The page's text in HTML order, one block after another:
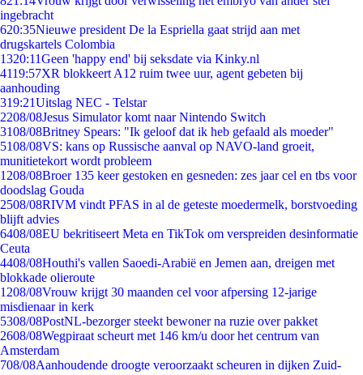
ingebracht
620:35Nieuwe president De la Espriella gaat strijd aan met
drugskartels Colombia
1320:11Geen 'happy end' bij seksdate via Kinky.nl
4119:57XR blokkeert A12 ruim twee uur, agent gebeten bij
aanhouding
319:21Uitslag NEC - Telstar
2208/08Jesus Simulator komt naar Nintendo Switch
3108/08Britney Spears: "Ik geloof dat ik heb gefaald als moeder"
5108/08VS: kans op Russische aanval op NAVO-land groeit,
munitietekort wordt probleem
1208/08Broer 135 keer gestoken en gesneden: zes jaar cel en tbs voor
doodslag Gouda
2508/08RIVM vindt PFAS in al de geteste moedermelk, borstvoeding
blijft advies
6408/08EU bekritiseert Meta en TikTok om verspreiden desinformatie
Ceuta
4408/08Houthi's vallen Saoedi-Arabië en Jemen aan, dreigen met
blokkade olieroute
1208/08Vrouw krijgt 30 maanden cel voor afpersing 12-jarige
misdienaar in kerk
5308/08PostNL-bezorger steekt bewoner na ruzie over pakket
2608/08Wegpiraat scheurt met 146 km/u door het centrum van
Amsterdam
708/08Aanhoudende droogte veroorzaakt scheuren in dijken Zuid-